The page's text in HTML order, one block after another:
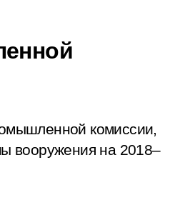
комиссии,
вооружения на 2018–